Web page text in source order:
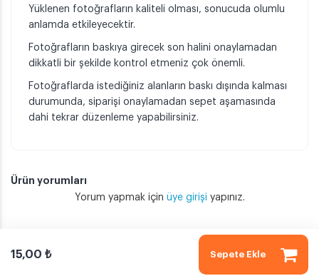
15,00 ₺ Sepete Ekle
Yüklenen fotoğrafların kaliteli olması, sonucuda olumlu
anlamda etkileyecektir.
Fotoğrafların baskıya girecek son halini onaylamadan
dikkatli bir şekilde kontrol etmeniz çok önemli.
Fotoğraflarda istediğiniz alanların baskı dışında kalması
durumunda, siparişi onaylamadan sepet aşamasında
dahi tekrar düzenleme yapabilirsiniz.
Ürün yorumları
Yorum yapmak için üye girişi yapınız.